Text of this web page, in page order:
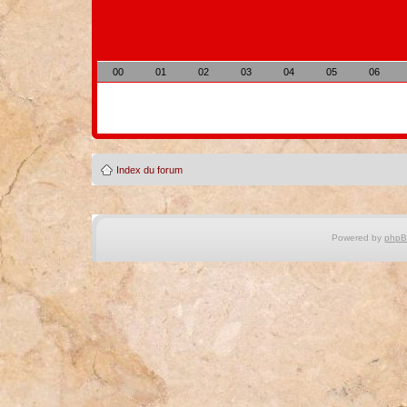
00 01 02 03 04 05 06
Index du forum
Powered by